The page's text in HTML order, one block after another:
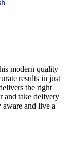
modern quality
results in just
the right
and take delivery
aware and live a